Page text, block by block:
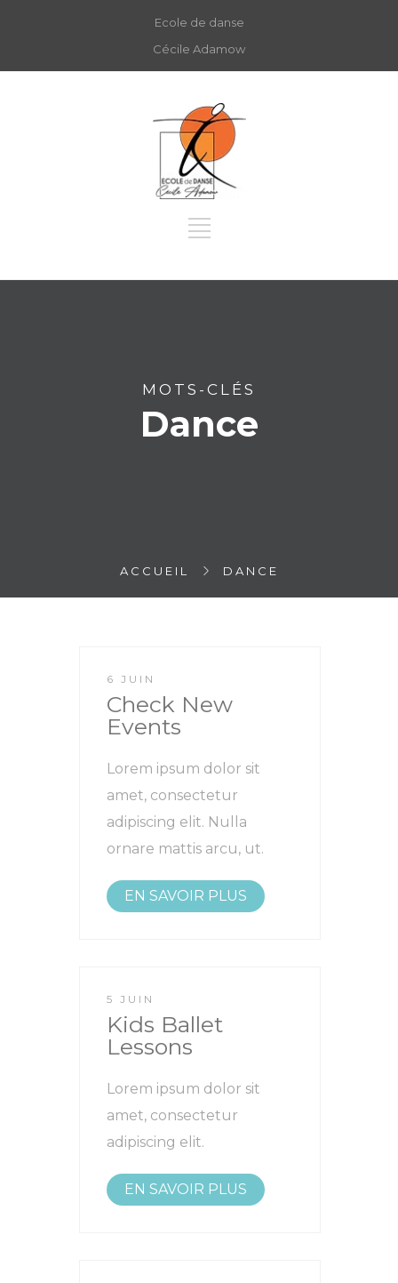
Ecole de danse
Cécile Adamow
MOTS-CLÉS
Dance
ACCUEIL DANCE
6 JUIN
Check New
Events
Lorem ipsum dolor sit
amet, consectetur
adipiscing elit. Nulla
ornare mattis arcu, ut.
EN SAVOIR PLUS
5 JUIN
Kids Ballet
Lessons
Lorem ipsum dolor sit
amet, consectetur
adipiscing elit.
EN SAVOIR PLUS